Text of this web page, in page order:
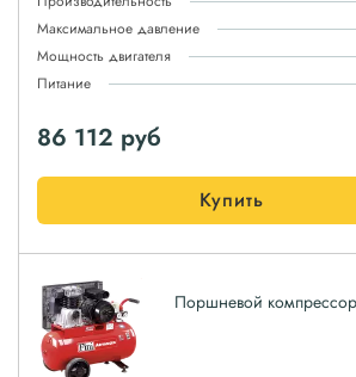
Максимальное давление
Мощность двигателя
Питание
86 112 руб
Купить
Поршневой